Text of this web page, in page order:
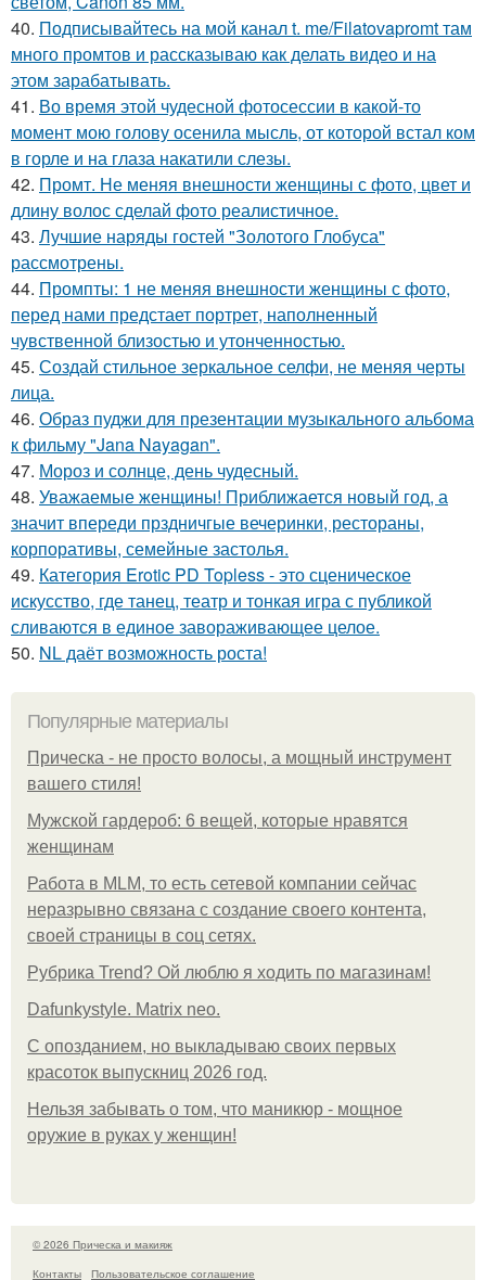
40. Подписывайтесь на мой канал t. me/Filatovapromt там
много промтов и рассказываю как делать видео и на
этом зарабатывать.
41. Во время этой чудесной фотосессии в какой-то
момент мою голову осенила мысль, от которой встал ком
в горле и на глаза накатили слезы.
42. Промт. Не меняя внешности женщины с фото, цвет и
длину волос сделай фото реалистичное.
43. Лучшие наряды гостей "Золотого Глобуса"
рассмотрены.
44. Промпты: 1 не меняя внешности женщины с фото,
перед нами предстает портрет, наполненный
чувственной близостью и утонченностью.
45. Создай стильное зеркальное селфи, не меняя черты
лица.
46. Образ пуджи для презентации музыкального альбома
к фильму "Jana Nayagan".
47. Мороз и солнце, день чудесный.
48. Уважаемые женщины! Приближается новый год, а
значит впереди прздничгые вечеринки, рестораны,
корпоративы, семейные застолья.
49. Категория Erotic PD Topless - это сценическое
искусство, где танец, театр и тонкая игра с публикой
сливаются в единое завораживающее целое.
50. NL даёт возможность роста!
Популярные материалы
Прическа - не просто волосы, а мощный инструмент
вашего стиля!
Мужской гардероб: 6 вещей, которые нравятся
женщинам
Работа в MLM, то есть сетевой компании сейчас
неразрывно связана с создание своего контента,
своей страницы в соц сетях.
Рубрика Trend? Ой люблю я ходить по магазинам!
Dafunkystyle. Matrix neo.
С опозданием, но выкладываю своих первых
красоток выпускниц 2026 год.
Нельзя забывать о том, что маникюр - мощное
оружие в руках у женщин!
© 2026 Прическа и макияж
Контакты
Пользовательское соглашение